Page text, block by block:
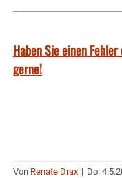
Haben Sie einen
gerne!
Von Renate Drax | Do.